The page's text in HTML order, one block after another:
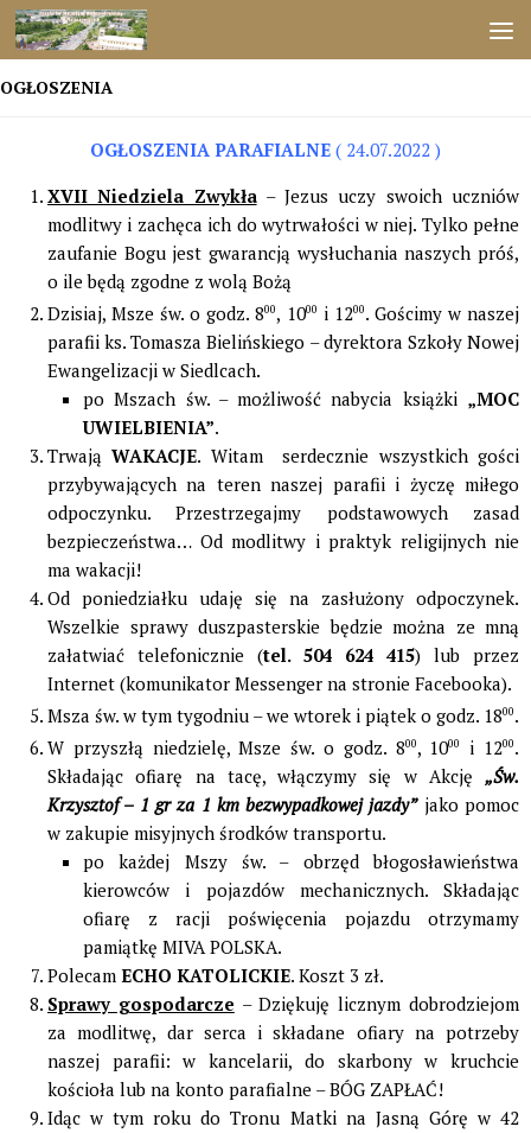
Przejdź do treści
OGŁOSZENIA
OGŁOSZENIA PARAFIALNE ( 24.07.2022 )
XVII Niedziela Zwykła– Jezus uczy swoich uczniów
modlitwy i zachęca ich do wytrwałości w niej. Tylko pełne
zaufanie Bogu jest gwarancją wysłuchania naszych próś,
o ile będą zgodne z wolą Bożą
Dzisiaj, Msze św. o godz. 800, 1000 i 1200. Gościmy w naszej
parafii ks. Tomasza Bielińskiego – dyrektora Szkoły Nowej
Ewangelizacji w Siedlcach.
po Mszach św. – możliwość nabycia książki „MOC
UWIELBIENIA”.
TrwająWAKACJE. Witam serdecznie wszystkich gości
przybywających na teren naszej parafii i życzę miłego
odpoczynku. Przestrzegajmy podstawowych zasad
bezpieczeństwa… Od modlitwy i praktyk religijnych nie
ma wakacji!
Od poniedziałku udaję się na zasłużony odpoczynek.
Wszelkie sprawy duszpasterskie będzie można ze mną
załatwiać telefonicznie (tel. 504 624 415) lub przez
Internet (komunikator Messenger na stronie Facebooka).
Msza św. w tym tygodniu – we wtorek i piątek o godz. 1800.
W przyszłą niedzielę, Msze św. o godz. 800, 1000 i 1200.
Składając ofiarę na tacę, włączymy się w Akcję „Św.
Krzysztof – 1 gr za 1 km bezwypadkowej jazdy”jako pomoc
w zakupie misyjnych środków transportu.
po każdej Mszy św. – obrzęd błogosławieństwa
kierowców i pojazdów mechanicznych. Składając
ofiarę z racji poświęcenia pojazdu otrzymamy
pamiątkę MIVA POLSKA.
Polecam ECHO KATOLICKIE. Koszt 3 zł.
Sprawy gospodarcze – Dziękuję licznym dobrodziejom
za modlitwę, dar serca i składane ofiary na potrzeby
naszej parafii: w kancelarii, do skarbony w kruchcie
kościoła lub na konto parafialne – BÓG ZAPŁAĆ!
Idąc w tym roku do Tronu Matki na Jasną Górę w 42